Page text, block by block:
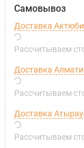
Самовывоз
Доставка
Рассчитываем
Доставка
Рассчитываем
Доставка
Рассчитываем